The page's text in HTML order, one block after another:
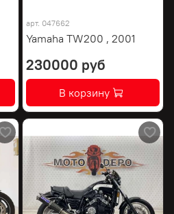
арт. 047662
Yamaha TW200 , 2001
230000 руб
В корзину